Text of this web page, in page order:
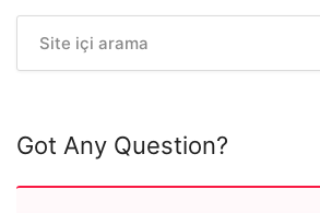
Got Any Question?